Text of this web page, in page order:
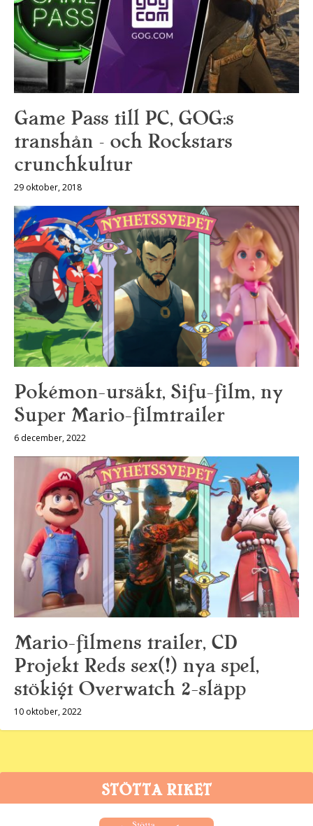
Game Pass till PC, GOG:s
transhån – och Rockstars
crunchkultur
29 oktober, 2018
Pokémon-ursäkt, Sifu-film, ny
Super Mario-filmtrailer
6 december, 2022
Mario-filmens trailer, CD
Projekt Reds sex(!) nya spel,
stökigt Overwatch 2-släpp
10 oktober, 2022
STÖTTA RIKET